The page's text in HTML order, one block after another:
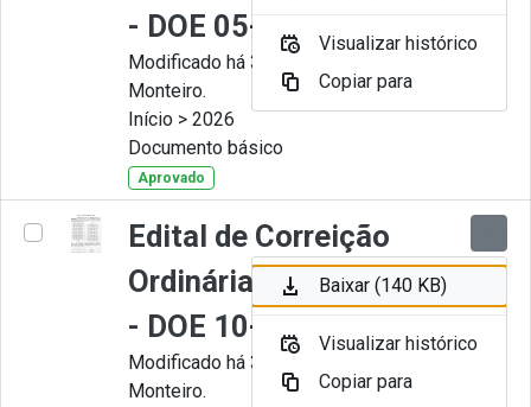
- DOE 05-05-2026
Modificado há 3 Meses por Juliana
Monteiro.
Início > 2026
Documento básico
Aprovado
Edital de Correição
Ordinária nº 005-2026
- DOE 10-04-2026
Modificado há 3 Meses por Juliana
Monteiro.
Visualizar histórico
Copiar para
Baixar (140 KB)
Visualizar histórico
Copiar para